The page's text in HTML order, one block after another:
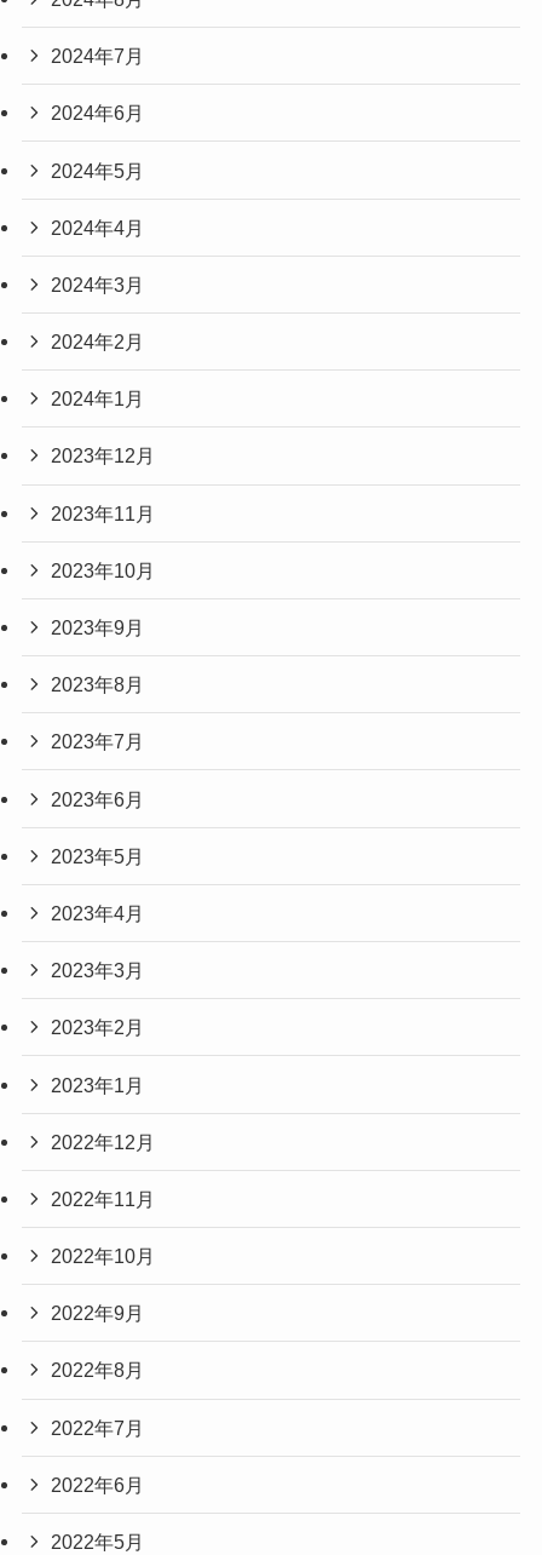
2024年7月
2024年6月
2024年5月
2024年4月
2024年3月
2024年2月
2024年1月
2023年12月
2023年11月
2023年10月
2023年9月
2023年8月
2023年7月
2023年6月
2023年5月
2023年4月
2023年3月
2023年2月
2023年1月
2022年12月
2022年11月
2022年10月
2022年9月
2022年8月
2022年7月
2022年6月
2022年5月